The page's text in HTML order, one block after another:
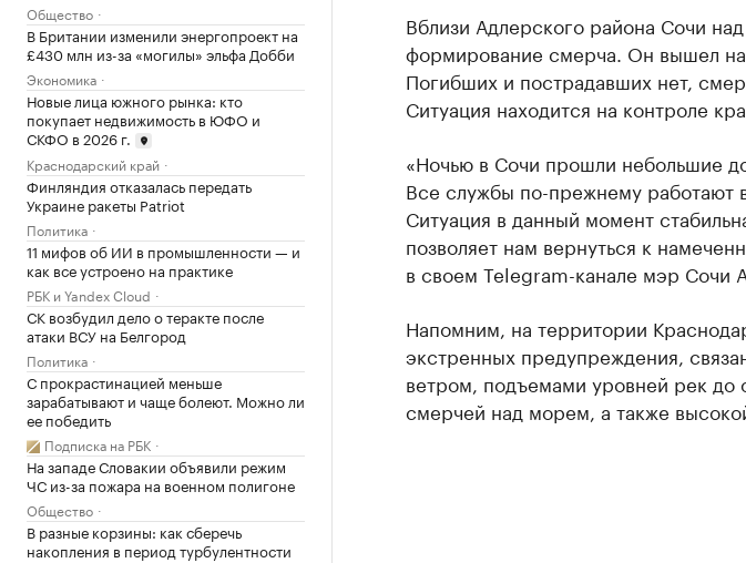
Общество
В Британии изменили энергопроект на
£430 млн из-за «могилы» эльфа Добби
Экономика
Новые лица южного рынка: кто
покупает недвижимость в ЮФО и
СКФО в 2026 г.
Краснодарский край
Финляндия отказалась передать
Украине ракеты Patriot
Политика
11 мифов об ИИ в промышленности — и
как все устроено на практике
РБК и Yandex Cloud
СК возбудил дело о теракте после
атаки ВСУ на Белгород
Политика
С прокрастинацией меньше
зарабатывают и чаще болеют. Можно ли
ее победить
Подписка на РБК
На западе Словакии объявили режим
ЧС из-за пожара на военном полигоне
Общество
В разные корзины: как сберечь
накопления в период турбулентности
Вблизи Адлерского района Сочи
формирование смерча. Он вышел на
Погибших и пострадавших нет,
Ситуация находится на контроле
«Ночью в Сочи прошли небольшие
Все службы по-прежнему работают
Ситуация в данный момент
позволяет нам вернуться к
в своем Telegram-канале мэр Сочи
Напомним, на территории
экстренных предупреждения,
ветром, подъемами уровней рек
смерчей над морем, а также